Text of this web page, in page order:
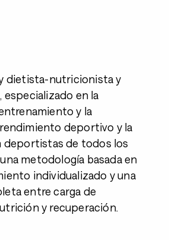
dietista-nutricionista y
en la
y la
deportivo y la
deportistas de todos los
metodología basada en
individualizado y una
entre carga de
y recuperación.